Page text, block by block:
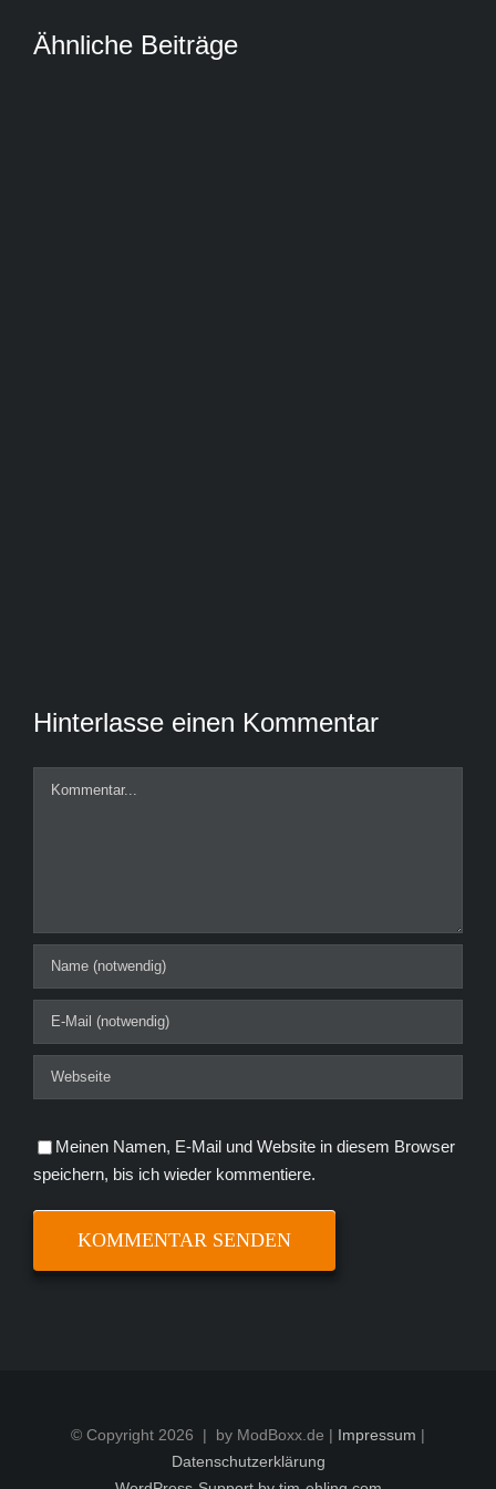
Ähnliche Beiträge
Hinterlasse einen Kommentar
Kommentar
Meinen Namen, E-Mail und Website in diesem Browser
speichern, bis ich wieder kommentiere.
© Copyright 2026 | by ModBoxx.de | Impressum |
Datenschutzerklärung